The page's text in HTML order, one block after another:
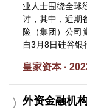
业人士围绕全球
讨，其中，近期
险（集团）公司
自3月8日硅谷银
皇家资本 ·
外资金融机